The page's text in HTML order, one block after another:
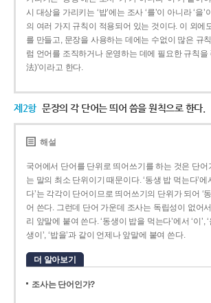
시 대상을 가리키는 ‘밥’에는 조사 ‘를’이 아니라 ‘을
의 여러 가지 규칙이 적용되어 있는 것이다. 이 외에
를 만들고, 문장을 사용하는 데에는 수없이 많은 규
럼 언어를 조직하거나 운영하는 데에 필요한 규칙을
法)’이라고 한다.
제2항 문장의 각 단어는 띄어 씀을 원칙으로 한다.
해설
국어에서 단어를 단위로 띄어쓰기를 하는 것은 단어
는 말의 최소 단위이기 때문이다. ‘동생 밥 먹는다’에서
다’는 각각이 단어이므로 띄어쓰기의 단위가 되어 ‘
어 쓴다. 그런데 단어 가운데 조사는 독립성이 없어
리 앞말에 붙여 쓴다. ‘동생이 밥을 먹는다’에서 ‘이’,
생이’, ‘밥을’과 같이 언제나 앞말에 붙여 쓴다.
더 알아보기
조사는 단어인가?